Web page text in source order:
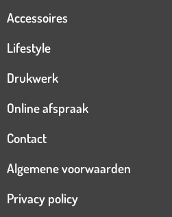
Accessoires
Lifestyle
Drukwerk
Online afspraak
Contact
Algemene voorwaarden
Privacy policy